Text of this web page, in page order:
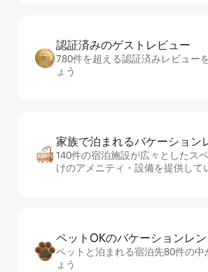
認証済みのゲ⁠ス⁠ト⁠レ⁠ビ⁠ュ⁠ー
780件を超える認証済みレビュー
ょう
家族で泊まれるバ⁠ケ⁠ー⁠シ⁠ョ⁠ン
140件の宿泊施設が広々としたス
けのアメニティ・設備を提供して
ペットOKのバ⁠ケ⁠ー⁠シ⁠ョ⁠ンレ⁠
ペットと泊まれる宿泊先80件の中
ょう